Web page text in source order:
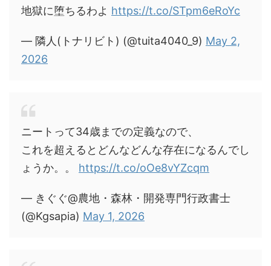
地獄に堕ちるわよ https://t.co/STpm6eRoYc
— 隣人(トナリビト) (@tuita4040_9) May 2,
2026
ニートって34歳までの定義なので、
これを超えるとどんなどんな存在になるんでし
ょうか。。 https://t.co/oOe8vYZcqm
— きぐぐ@農地・森林・開発専門行政書士
(@Kgsapia) May 1, 2026